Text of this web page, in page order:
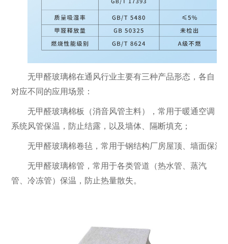
无甲醛玻璃棉在通风行业主要有三种产品形态，各自
对应不同的应用场景：
无甲醛玻璃棉板
（消音风管主料），常用于暖通空调
系统风管保温，防止结露，以及墙体、隔断填充；
无甲醛玻璃棉卷毡 ，常用于钢结构厂房屋顶、墙面保
无甲醛玻璃棉管 ，常用于各类管道（热水管、蒸汽
管、冷冻管）保温，防止热量散失。